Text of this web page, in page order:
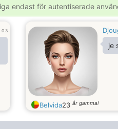
endast för autentiserade
0.3
je
Belvida23 år gammal